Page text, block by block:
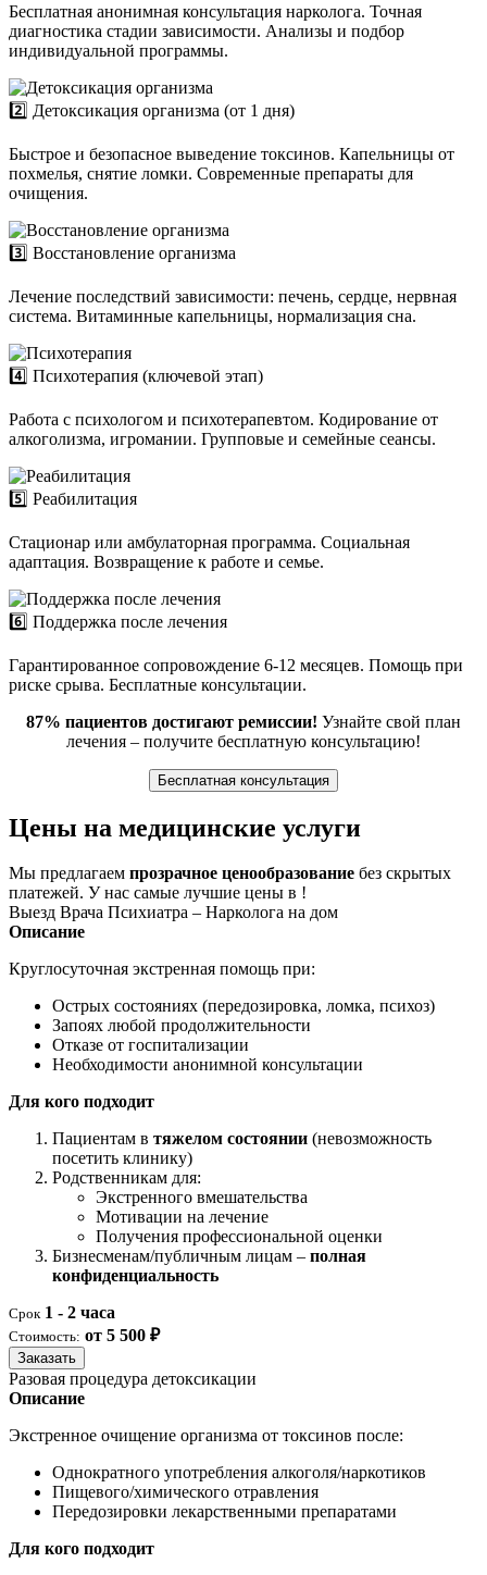
Бесплатная анонимная консультация нарколога. Точная
диагностика стадии зависимости. Анализы и подбор
индивидуальной программы.
2️⃣ Детоксикация организма (от 1 дня)
Быстрое и безопасное выведение токсинов. Капельницы от
похмелья, снятие ломки. Современные препараты для
очищения.
3️⃣ Восстановление организма
Лечение последствий зависимости: печень, сердце, нервная
система. Витаминные капельницы, нормализация сна.
4️⃣ Психотерапия (ключевой этап)
Работа с психологом и психотерапевтом. Кодирование от
алкоголизма, игромании. Групповые и семейные сеансы.
5️⃣ Реабилитация
Стационар или амбулаторная программа. Социальная
адаптация. Возвращение к работе и семье.
6️⃣ Поддержка после лечения
Гарантированное сопровождение 6-12 месяцев. Помощь при
риске срыва. Бесплатные консультации.
87% пациентов достигают ремиссии! Узнайте свой план
лечения – получите бесплатную консультацию!
Бесплатная консультация
Цены на медицинские услуги
Мы предлагаем прозрачное ценообразование без скрытых
платежей. У нас самые лучшие цены в !
Выезд Врача Психиатра – Нарколога на дом
Описание
Круглосуточная экстренная помощь при:
Острых состояниях (передозировка, ломка, психоз)
Запоях любой продолжительности
Отказе от госпитализации
Необходимости анонимной консультации
Для кого подходит
Пациентам в тяжелом состоянии (невозможность
посетить клинику)
Родственникам для:
Экстренного вмешательства
Мотивации на лечение
Получения профессиональной оценки
Бизнесменам/публичным лицам – полная
конфиденциальность
Срок 1 - 2 часа
Стоимость: от 5 500 ₽
Заказать
Разовая процедура детоксикации
Описание
Экстренное очищение организма от токсинов после:
Однократного употребления алкоголя/наркотиков
Пищевого/химического отравления
Передозировки лекарственными препаратами
Для кого подходит